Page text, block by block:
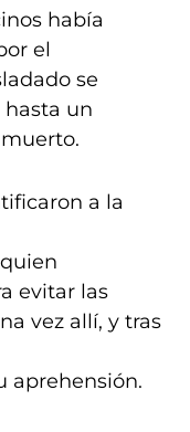
había
el
se
un
a la
evitar las
vez allí, y tras
aprehensión.